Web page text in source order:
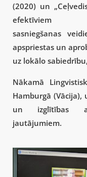
(2020) un
efektīviem
sasniegšanas
apspriestas un
uz lokālo
Nākamā
Hamburgā
un izglītības
jautājumiem.